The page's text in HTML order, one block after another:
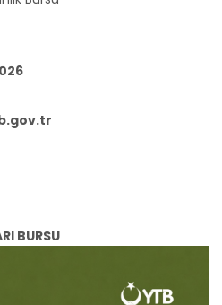
BURSU